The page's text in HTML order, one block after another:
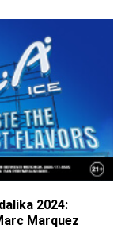
2024:
Marquez